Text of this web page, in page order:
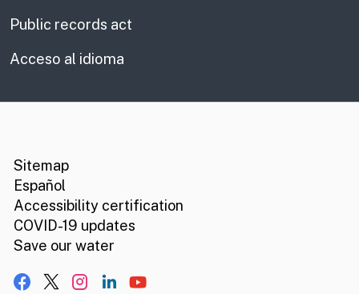
Public records act
Acceso al idioma
Sitemap
Español
Accessibility certification
COVID-19 updates
Save our water
Facebook
X, formerly Twitter
Instagram
LinkedIn
YouTube